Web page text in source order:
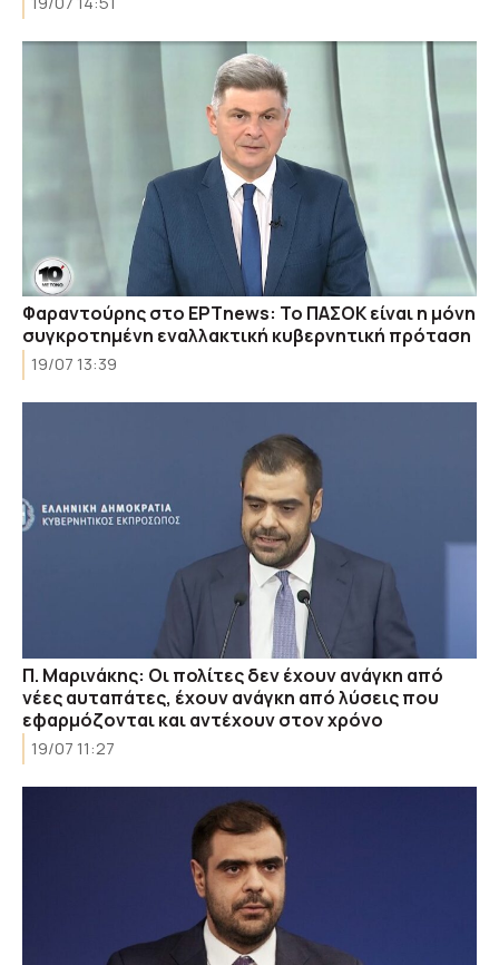
Φαραντούρης στο ΕΡΤnews: Το ΠΑΣΟΚ είναι η μόνη
συγκροτημένη εναλλακτική κυβερνητική πρόταση
19/07 13:39
Π. Μαρινάκης: Οι πολίτες δεν έχουν ανάγκη από
νέες αυταπάτες, έχουν ανάγκη από λύσεις που
εφαρμόζονται και αντέχουν στον χρόνο
19/07 11:27